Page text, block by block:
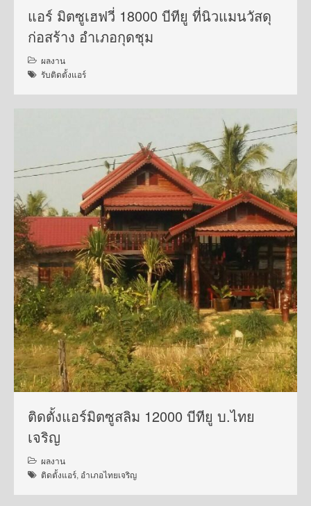
แอร์ มิตซูเฮฟวี่ 18000 บีทียู ที่นิวแมนวัสดุ
ก่อสร้าง อำเภอกุดชุม
ผลงาน
รับติดตั้งแอร์
ติดตั้งแอร์มิตซูสลิม 12000 บีทียู บ.ไทย
เจริญ
ผลงาน
ติดตั้งแอร์, อำเภอไทยเจริญ